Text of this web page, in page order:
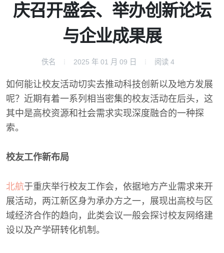
庆召开盛会、举办创新论坛
与企业成果展
佚名 2025 年 01 月 09 日 阅读 4
如何能让校友活动切实去推动科技创新以及地方发展
呢？近期有着一系列相当密集的校友活动在后头，这
其中是高校资源和社会需求实现深度融合的一种探
索。
校友工作新布局
北航于重庆举行校友工作会，依据地方产业需求来开
展活动，两江新区身为承办方之一，展现出高校与区
域经济合作的趋向，此类会议一般会探讨校友网络建
设以及产学研转化机制。